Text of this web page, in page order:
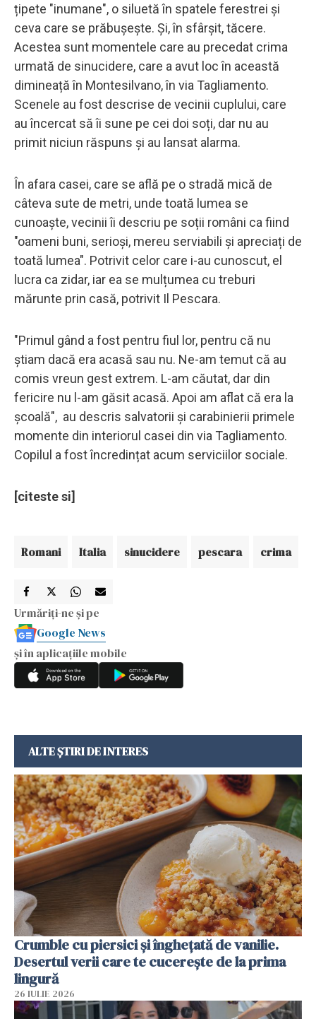
țipete "inumane", o siluetă în spatele ferestrei și
ceva care se prăbușește. Și, în sfârșit, tăcere.
Acestea sunt momentele care au precedat crima
urmată de sinucidere, care a avut loc în această
dimineață în Montesilvano, în via Tagliamento.
Scenele au fost descrise de vecinii cuplului, care
au încercat să îi sune pe cei doi soți, dar nu au
primit niciun răspuns și au lansat alarma.
În afara casei, care se află pe o stradă mică de
câteva sute de metri, unde toată lumea se
cunoaște, vecinii îi descriu pe soții români ca fiind
"oameni buni, serioși, mereu serviabili și apreciați de
toată lumea". Potrivit celor care i-au cunoscut, el
lucra ca zidar, iar ea se mulțumea cu treburi
mărunte prin casă, potrivit Il Pescara.
"Primul gând a fost pentru fiul lor, pentru că nu
știam dacă era acasă sau nu. Ne-am temut că au
comis vreun gest extrem. L-am căutat, dar din
fericire nu l-am găsit acasă. Apoi am aflat că era la
școală", au descris salvatorii și carabinierii primele
momente din interiorul casei din via Tagliamento.
Copilul a fost încredințat acum serviciilor sociale.
[citeste si]
Romani Italia sinucidere pescara crima
Urmăriți-ne și pe
Google News
și în aplicațiile mobile
ALTE ȘTIRI DE INTERES
Crumble cu piersici și înghețată de vanilie.
Desertul verii care te cucerește de la prima
lingură
26 IULIE 2026